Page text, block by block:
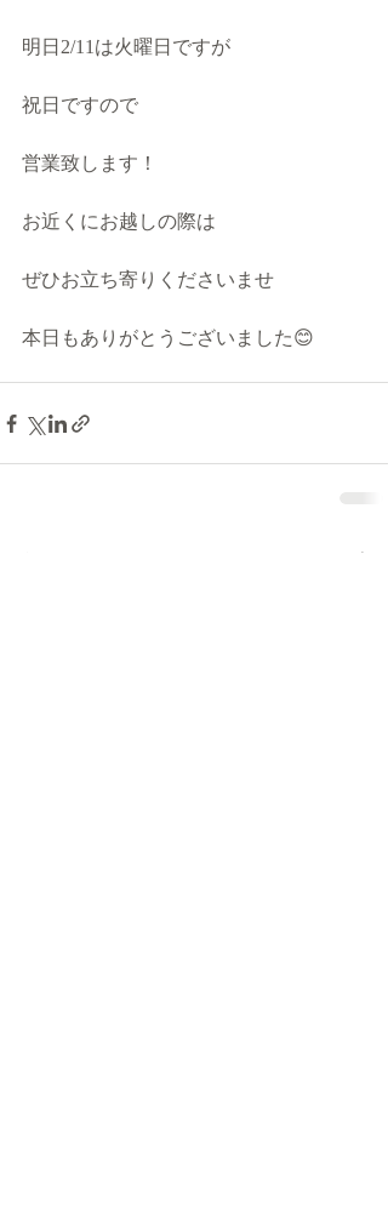
明日2/11は火曜日ですが
祝日ですので
営業致します！
お近くにお越しの際は
ぜひお立ち寄りくださいませ
本日もありがとうございました😊